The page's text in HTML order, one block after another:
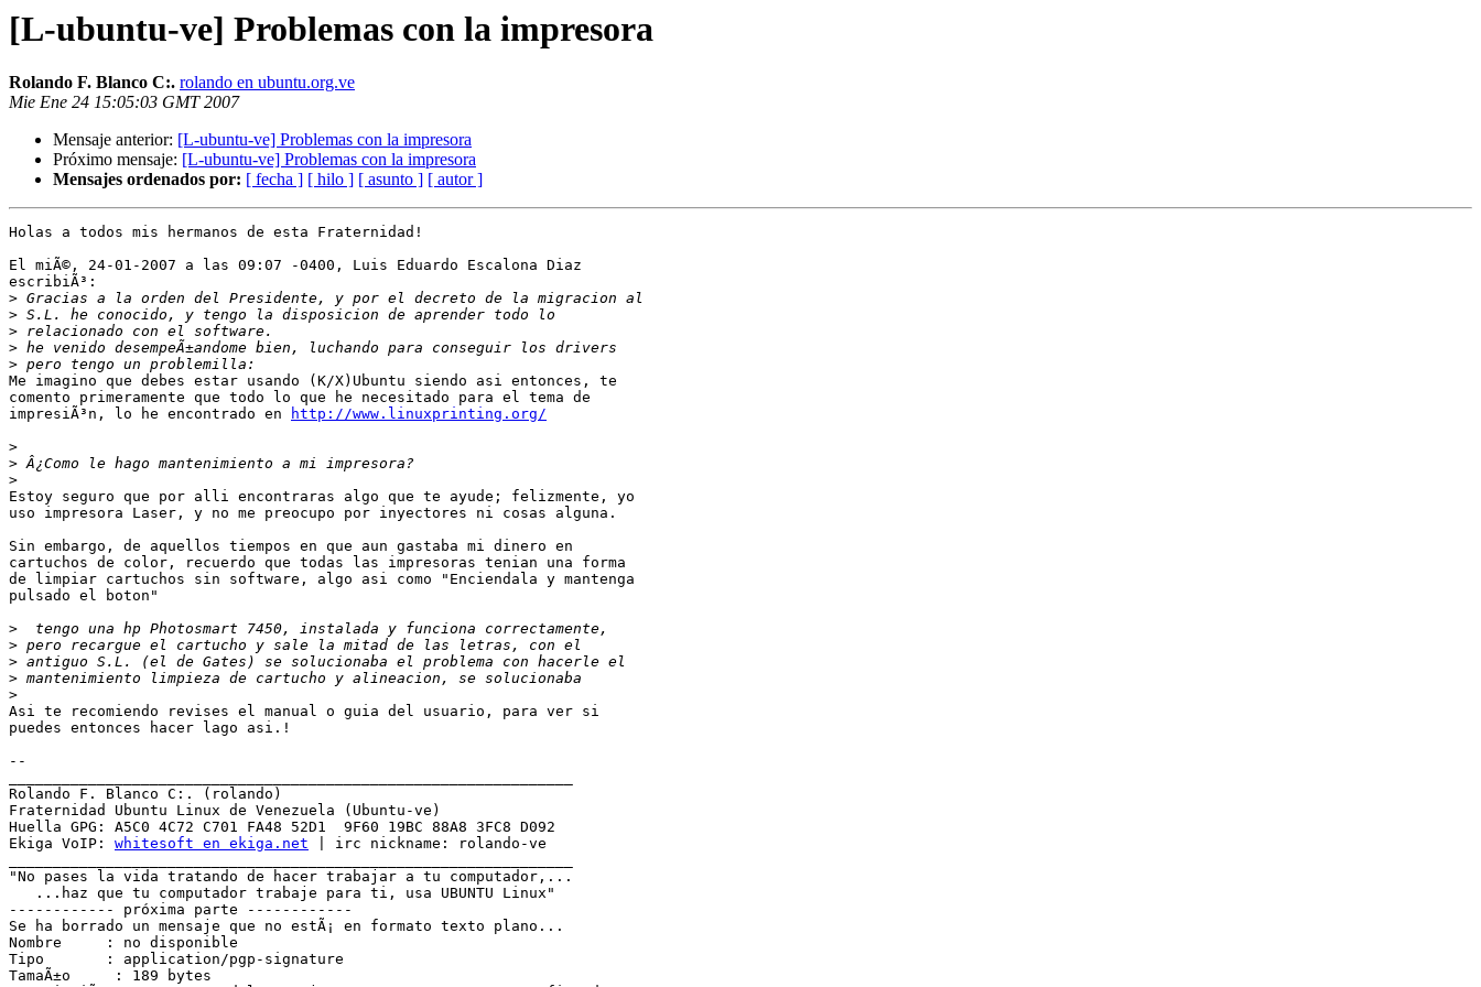
[L-ubuntu-ve] Problemas con la impresora
Rolando F. Blanco C:. rolando en ubuntu.org.ve
Mie Ene 24 15:05:03 GMT 2007
Mensaje anterior: [L-ubuntu-ve] Problemas con la impresora
Próximo mensaje: [L-ubuntu-ve] Problemas con la impresora
Mensajes ordenados por: [ fecha ] [ hilo ] [ asunto ] [ autor ]
Holas a todos mis hermanos de esta Fraternidad!
El miÃ©, 24-01-2007 a las 09:07 -0400, Luis Eduardo Escalona Diaz
escribiÃ³:
>
>
>
>
>
Me imagino que debes estar usando (K/X)Ubuntu siendo asi entonces, te
comento primeramente que todo lo que he necesitado para el tema de
impresiÃ³n, lo he encontrado en
http://www.linuxprinting.org/
>
>
>
Estoy seguro que por alli encontraras algo que te ayude; felizmente, yo
uso impresora Laser, y no me preocupo por inyectores ni cosas alguna.
Sin embargo, de aquellos tiempos en que aun gastaba mi dinero en
cartuchos de color, recuerdo que todas las impresoras tenian una forma
de limpiar cartuchos sin software, algo asi como "Enciendala y mantenga
pulsado el boton"
>
>
>
>
>
Asi te recomiendo revises el manual o guia del usuario, para ver si
puedes entonces hacer lago asi.!
--
Rolando F. Blanco C:. (rolando)
Fraternidad Ubuntu Linux de Venezuela (Ubuntu-ve)
Huella GPG: A5C0 4C72 C701 FA48 52D1  9F60 19BC 88A8 3FC8 D092
Ekiga VoIP: whitesoft en ekiga.net | irc nickname: rolando-ve
"No pases la vida tratando de hacer trabajar a tu computador,...
   ...haz que tu computador trabaje para ti, usa UBUNTU Linux"
------------ próxima parte ------------
Se ha borrado un mensaje que no estÃ¡ en formato texto plano...
Nombre     : no disponible
Tipo       : application/pgp-signature
TamaÃ±o     : 189 bytes